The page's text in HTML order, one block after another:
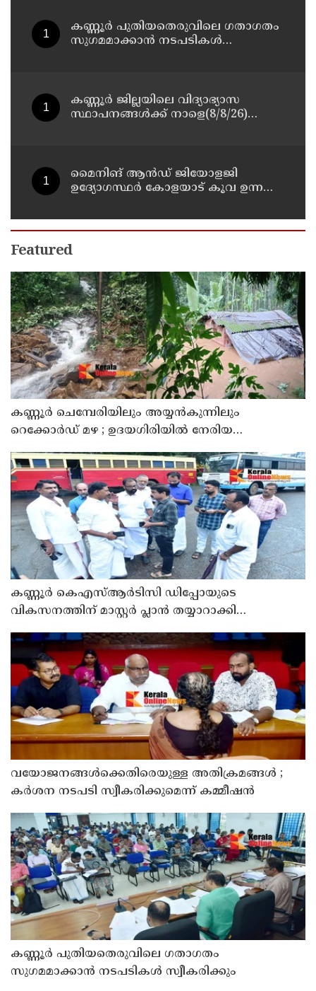
കണ്ണൂർ പുതിയതെരുവിലെ ഗതാഗതം
സുഗമമാക്കാന്‍ നടപടികള്‍
കണ്ണൂർ ജില്ലയിലെ വിദ്യാഭ്യാസ
സ്ഥാപനങ്ങള്‍ക്ക് നാളെ(8/8/26)
മൈനിങ് ആൻഡ്​ ജിയോളജി
ഉദ്യോഗസ്ഥർ കോളയാട് കൂവ ഉന്നതി
Featured
കണ്ണൂർ ചെമ്പേരിയിലും അയ്യൻകുന്നിലും
റെക്കോർഡ് മഴ ; ഉദയഗിരിയിൽ നേരിയ
ഉരുൾപൊട്ടൽ; 13 പേരെ ക്യാമ്പിലേക്ക് മാറ്റി
കണ്ണൂർ കെഎസ്ആർടിസി ഡിപ്പോയുടെ
വികസനത്തിന് മാസ്റ്റർ പ്ലാൻ തയ്യാറാക്കി
സമർപ്പിക്കും : ടി ഒ മോഹനൻ എം എൽ എ
വയോജനങ്ങൾക്കെതിരെയുള്ള അതിക്രമങ്ങൾ ;
കർശന നടപടി സ്വീകരിക്കുമെന്ന് കമ്മീഷൻ
കണ്ണൂർ പുതിയതെരുവിലെ ഗതാഗതം
സുഗമമാക്കാന്‍ നടപടികള്‍ സ്വീകരിക്കും